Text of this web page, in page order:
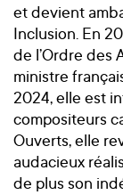
et devient
Inclusion. En
de l’Ordre des
ministre
2024, elle est
compositeurs
Ouverts, elle
audacieux
de plus son